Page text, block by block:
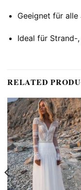
Geeignet für alle
Ideal für Strand-
RELATED